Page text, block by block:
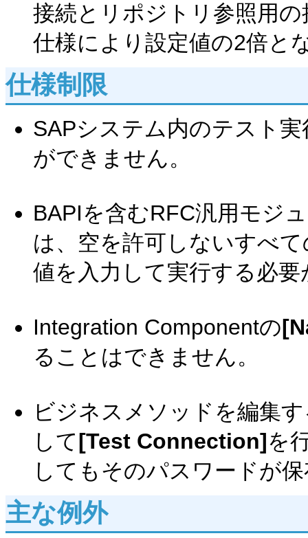
接続とリポジトリ参照用
仕様により設定値の2倍と
仕様制限
SAPシステム内のテスト
ができません。
BAPIを含むRFC汎用モジ
は、空を許可しないすべ
値を入力して実行する必
Integration Componentの
ることはできません。
ビジネスメソッドを編集
して[Test Connection]を
してもそのパスワードが
主な例外